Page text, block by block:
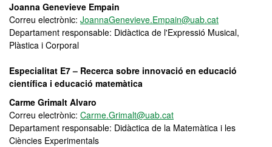
Joanna Genevieve Empain
Correu electrònic: JoannaGenevieve.Empain@uab.cat
Departament responsable: Didàctica de l'Expressió Musical,
Plàstica i Corporal
Especialitat E7 – Recerca sobre innovació en educació
científica i educació matemàtica
Carme Grimalt Alvaro
Correu electrònic: Carme.Grimalt@uab.cat
Departament responsable: Didàctica de la Matemàtica i les
Ciències Experimentals